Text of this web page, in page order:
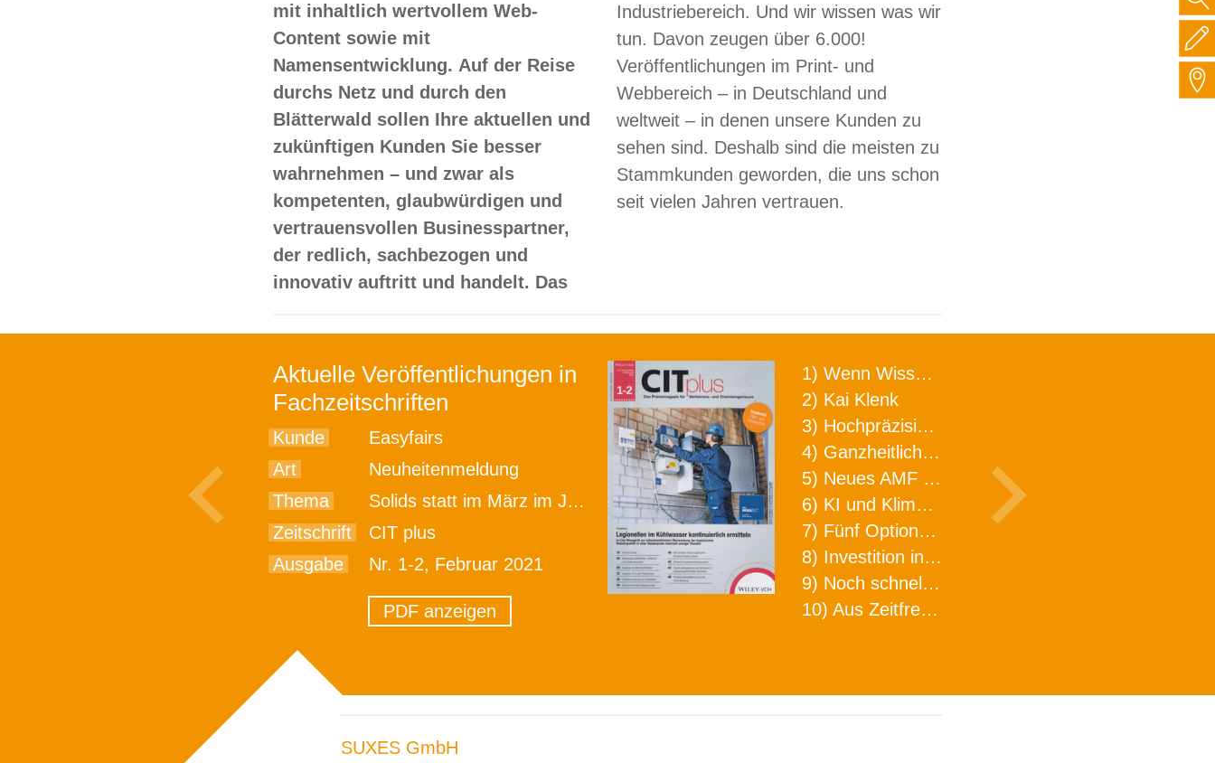
mit inhaltlich wertvollem Web-
Content sowie mit
Namensentwicklung. Auf der Reise
durchs Netz und durch den
Blätterwald sollen Ihre aktuellen und
zukünftigen Kunden Sie besser
wahrnehmen – und zwar als
kompetenten, glaubwürdigen und
vertrauensvollen Businesspartner,
der redlich, sachbezogen und
innovativ auftritt und handelt. Das
Industriebereich. Und wir wissen was wir
tun. Davon zeugen über 6.000!
Veröffentlichungen im Print- und
Webbereich – in Deutschland und
weltweit – in denen unsere Kunden zu
sehen sind. Deshalb sind die meisten zu
Stammkunden geworden, die uns schon
seit vielen Jahren vertrauen.
Aktuelle Veröffentlichungen in
Fachzeitschriften
Kunde
Easyfairs
Art
Neuheitenmeldung
Thema
Solids statt im März im Juli 2021
Zeitschrift
CIT plus
Ausgabe
Nr. 1-2, Februar 2021
PDF anzeigen
1) Wenn Wissen geht, kann ARNO WERKZEUGE helfen
2) Kai Klenk
3) Hochpräzision in neuer Dimension
4) Ganzheitlicher Ansatz für mehr Effizienz und Produktivität in der Zerspanung
5) Neues AMF Logistikzentrum feierlich eröffnet
6) KI und Klimaschutz im Schaltanlagenbau
7) Fünf Optionen, wie man Zeitfresser in Effizienz umwandelt
8) Investition in Fellbach mit nachhaltiger Logistik und Lagerfläche
9) Noch schnellere Lieferung
10) Aus Zeitfressern wird Effizienz
SUXES GmbH